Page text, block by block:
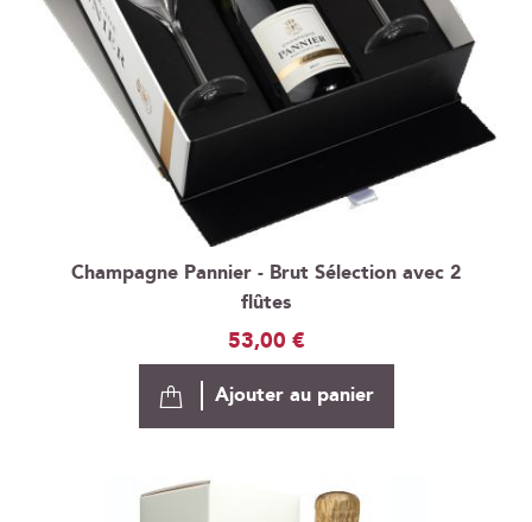
Champagne Pannier - Brut Sélection avec 2
flûtes
53,00 €
Ajouter au panier